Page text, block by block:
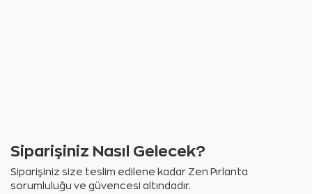
Siparişiniz Nasıl Gelecek?
Siparişiniz size teslim edilene kadar Zen Pırlanta
sorumluluğu ve güvencesi altındadır.